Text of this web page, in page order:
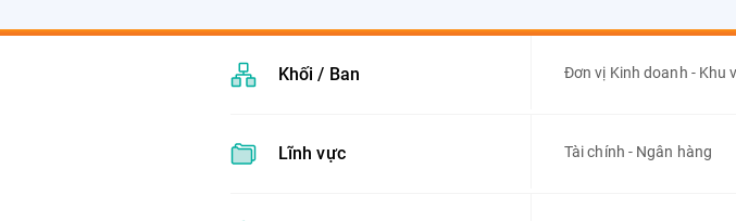
Khối / Ban Đơn vị Kinh doanh - Khu
Lĩnh vực Tài chính - Ngân hàng